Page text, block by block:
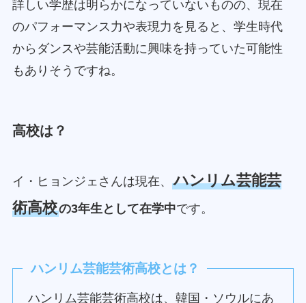
詳しい学歴は明らかになっていないものの、現在
のパフォーマンス力や表現力を見ると、学生時代
からダンスや芸能活動に興味を持っていた可能性
もありそうですね。
高校は？
イ・ヒョンジェさんは現在、 ハンリム芸能芸
術高校の3年生として在学中です。
ハンリム芸能芸術高校とは？
ハンリム芸能芸術高校は、韓国・ソウルにあ